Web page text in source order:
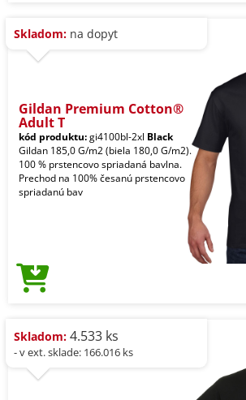
Skladom: na dopyt
Gildan Premium Cotton®
Adult T
kód produktu:gi4100bl-2xl Black
Gildan 185,0 G/m2 (biela 180,0 G/m2).
100 % prstencovo spriadaná bavlna.
Prechod na 100% česanú prstencovo
spriadanú bav
Skladom: 4.533 ks
- v ext. sklade: 166.016 ks